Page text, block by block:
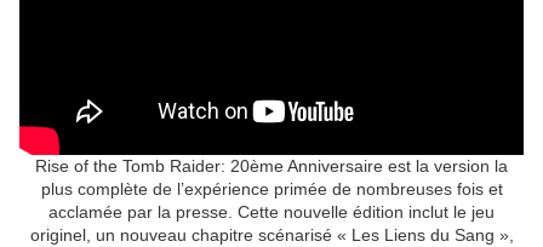
Rise of the Tomb Raider: 20ème Anniversaire est la version la
plus complète de l’expérience primée de nombreuses fois et
acclamée par la presse. Cette nouvelle édition inclut le jeu
originel, un nouveau chapitre scénarisé « Les Liens du Sang »,